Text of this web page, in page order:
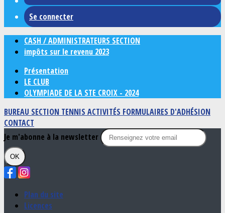
Se connecter
CASH / ADMINISTRATEURS SECTION
impôts sur le revenu 2023
Présentation
LE CLUB
OLYMPIADE DE LA STE CROIX - 2024
BUREAU SECTION TENNIS ACTIVITÉS FORMULAIRES D'ADHÉSION
CONTACT
Je m'abonne à la newsletter
OK
Plan du site
Licences